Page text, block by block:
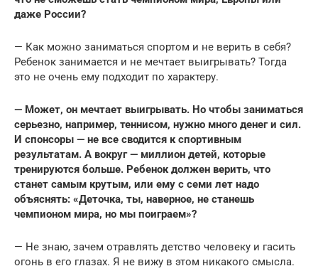
даже России?
— Как можно заниматься спортом и не верить в себя?
Ребенок занимается и не мечтает выигрывать? Тогда
это не очень ему подходит по характеру.
— Может, он мечтает выигрывать. Но чтобы заниматься
серьезно, например, теннисом, нужно много денег и сил.
И спонсоры — не все сводится к спортивным
результатам. А вокруг — миллион детей, которые
тренируются больше. Ребенок должен верить, что
станет самым крутым, или ему с семи лет надо
объяснять: «Деточка, ты, наверное, не станешь
чемпионом мира, но мы поиграем»?
— Не знаю, зачем отравлять детство человеку и гасить
огонь в его глазах. Я не вижу в этом никакого смысла.